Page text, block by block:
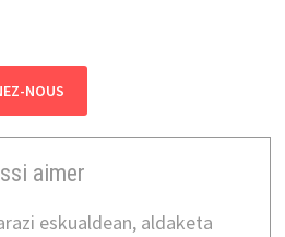
NOUS
aimer
eskualdean, aldaketa